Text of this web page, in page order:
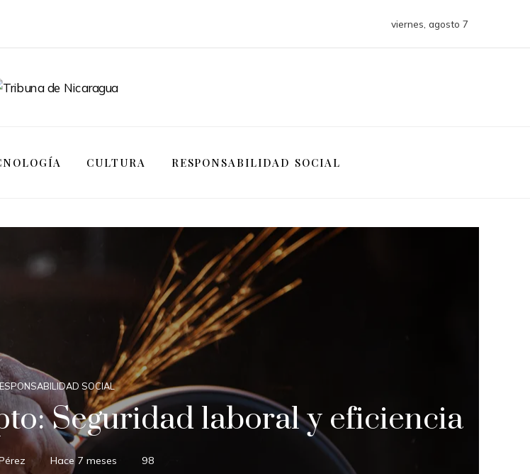
viernes, agosto 7
CULTURA RESPONSABILIDAD SOCIAL
SOCIAL
Seguridad laboral y eficiencia
Hace 7 meses 98